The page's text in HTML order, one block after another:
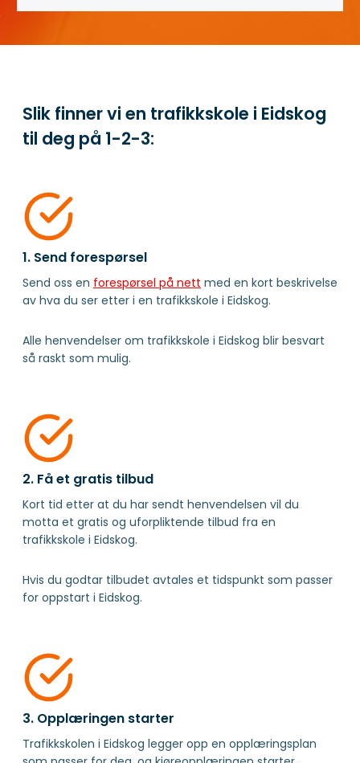
Slik finner vi en trafikkskole i Eidskog
til deg på 1-2-3:
1. Send forespørsel
Send oss en forespørsel på nett med en kort beskrivelse
av hva du ser etter i en trafikkskole i Eidskog.
Alle henvendelser om trafikkskole i Eidskog blir besvart
så raskt som mulig.
2. Få et gratis tilbud
Kort tid etter at du har sendt henvendelsen vil du
motta et gratis og uforpliktende tilbud fra en
trafikkskole i Eidskog.
Hvis du godtar tilbudet avtales et tidspunkt som passer
for oppstart i Eidskog.
3. Opplæringen starter
Trafikkskolen i Eidskog legger opp en opplæringsplan